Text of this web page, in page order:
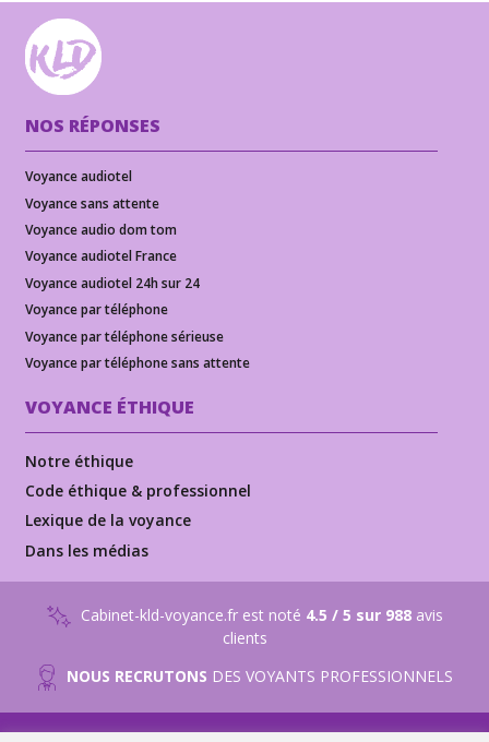
NOS RÉPONSES
Voyance audiotel
Voyance sans attente
Voyance audio dom tom
Voyance audiotel France
Voyance audiotel 24h sur 24
Voyance par téléphone
Voyance par téléphone sérieuse
Voyance par téléphone sans attente
VOYANCE ÉTHIQUE
Notre éthique
Code éthique & professionnel
Lexique de la voyance
Dans les médias
Cabinet-kld-voyance.fr est noté 4.5 / 5 sur 988avis
clients
NOUS RECRUTONS DES VOYANTS PROFESSIONNELS